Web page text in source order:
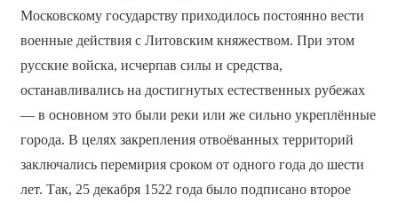
Московскому государству приходилось постоянно вести
военные действия с Литовским княжеством. При этом
русские войска, исчерпав силы и средства,
останавливались на достигнутых естественных рубежах
— в основном это были реки или же сильно укреплённые
города. В целях закрепления отвоёванных территорий
заключались перемирия сроком от одного года до шести
лет. Так, 25 декабря 1522 года было подписано второе